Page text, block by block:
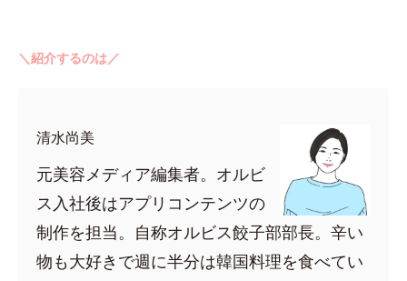
＼紹介するのは／
清水尚美
元美容メディア編集者。オルビ
ス入社後はアプリコンテンツの
制作を担当。自称オルビス餃子部部長。辛い
物も大好きで週に半分は韓国料理を食べてい